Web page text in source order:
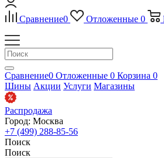
Сравнение0 Отложенные 0
Сравнение0 Отложенные 0 Корзина 0
Шины Акции Услуги Магазины
Распродажа
Город: Москва
+7 (499) 288-85-56
Поиск
Поиск